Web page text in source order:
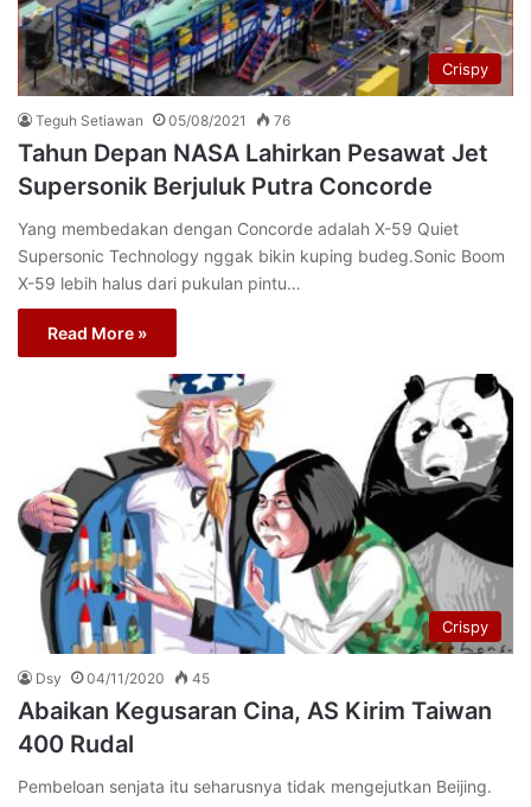
Crispy
Teguh Setiawan 05/08/2021 76
Tahun Depan NASA Lahirkan Pesawat Jet
Supersonik Berjuluk Putra Concorde
Yang membedakan dengan Concorde adalah X-59 Quiet
Supersonic Technology nggak bikin kuping budeg.Sonic Boom
X-59 lebih halus dari pukulan pintu…
Read More »
Crispy
Dsy 04/11/2020 45
Abaikan Kegusaran Cina, AS Kirim Taiwan
400 Rudal
Pembeloan senjata itu seharusnya tidak mengejutkan Beijing.